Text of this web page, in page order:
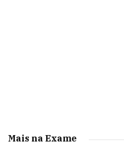
Mais na Exame